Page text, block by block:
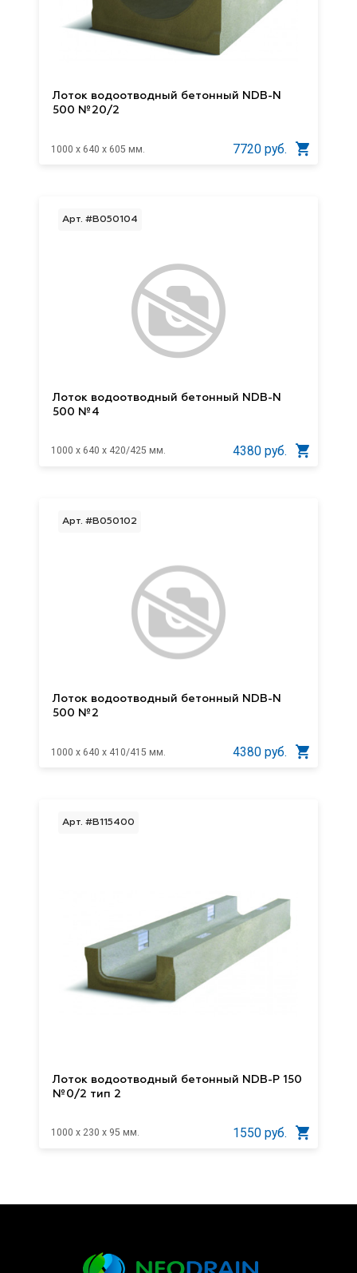
Лоток водоотводный бетонный NDB-N
500 №20/2
1000 x 640 x 605 мм. 7720 руб.
Арт. #B050104
Лоток водоотводный бетонный NDB-N
500 №4
1000 x 640 x 420/425 мм. 4380 руб.
Арт. #B050102
Лоток водоотводный бетонный NDB-N
500 №2
1000 x 640 x 410/415 мм. 4380 руб.
Арт. #B115400
Лоток водоотводный бетонный NDB-P 150
№0/2 тип 2
1000 x 230 x 95 мм. 1550 руб.